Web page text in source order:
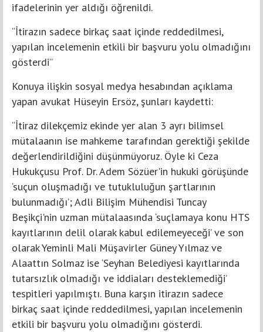
ifadelerinin yer aldığı öğrenildi.
“İtirazın sadece birkaç saat içinde reddedilmesi,
yapılan incelemenin etkili bir başvuru yolu olmadığını
gösterdi”
Konuya ilişkin sosyal medya hesabından açıklama
yapan avukat Hüseyin Ersöz, şunları kaydetti:
“İtiraz dilekçemiz ekinde yer alan 3 ayrı bilimsel
mütalaanın ise mahkeme tarafından gerektiği şekilde
değerlendirildiğini düşünmüyoruz. Öyle ki Ceza
Hukukçusu Prof. Dr. Adem Sözüer'in hukuki görüşünde
‘suçun oluşmadığı ve tutukluluğun şartlarının
bulunmadığı’; Adli Bilişim Mühendisi Tuncay
Beşikçi'nin uzman mütalaasında ‘suçlamaya konu HTS
kayıtlarının delil olarak kabul edilemeyeceği’ ve son
olarak Yeminli Mali Müşavirler Güney Yılmaz ve
Alaattın Solmaz ise ‘Seyhan Belediyesi kayıtlarında
tutarsızlık olmadığı ve iddiaları desteklemediği’
tespitleri yapılmıştı. Buna karşın itirazın sadece
birkaç saat içinde reddedilmesi, yapılan incelemenin
etkili bir başvuru yolu olmadığını gösterdi.